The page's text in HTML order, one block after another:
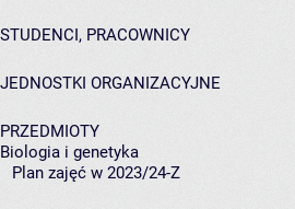
STUDENCI, PRACOWNICY
JEDNOSTKI ORGANIZACYJNE
PRZEDMIOTY
Biologia i genetyka
Plan zajęć w 2023/24-Z